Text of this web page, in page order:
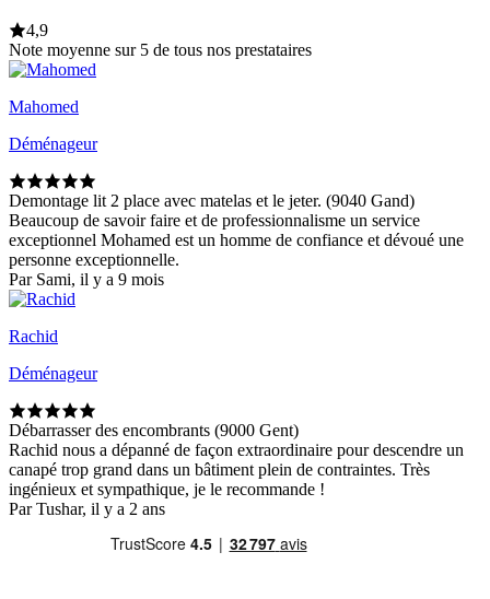
4,9
Note moyenne sur 5 de tous nos prestataires
Mahomed
Déménageur
Demontage lit 2 place avec matelas et le jeter. (9040 Gand)
Beaucoup de savoir faire et de professionnalisme un service
exceptionnel Mohamed est un homme de confiance et dévoué une
personne exceptionnelle.
Par Sami, il y a 9 mois
Rachid
Déménageur
Débarrasser des encombrants (9000 Gent)
Rachid nous a dépanné de façon extraordinaire pour descendre un
canapé trop grand dans un bâtiment plein de contraintes. Très
ingénieux et sympathique, je le recommande !
Par Tushar, il y a 2 ans